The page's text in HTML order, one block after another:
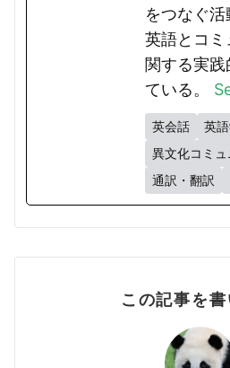
をつなぐ活
英語とコミ
関する実
ている。
英会話
英
異文化コミ
通訳・翻訳
この記事を書